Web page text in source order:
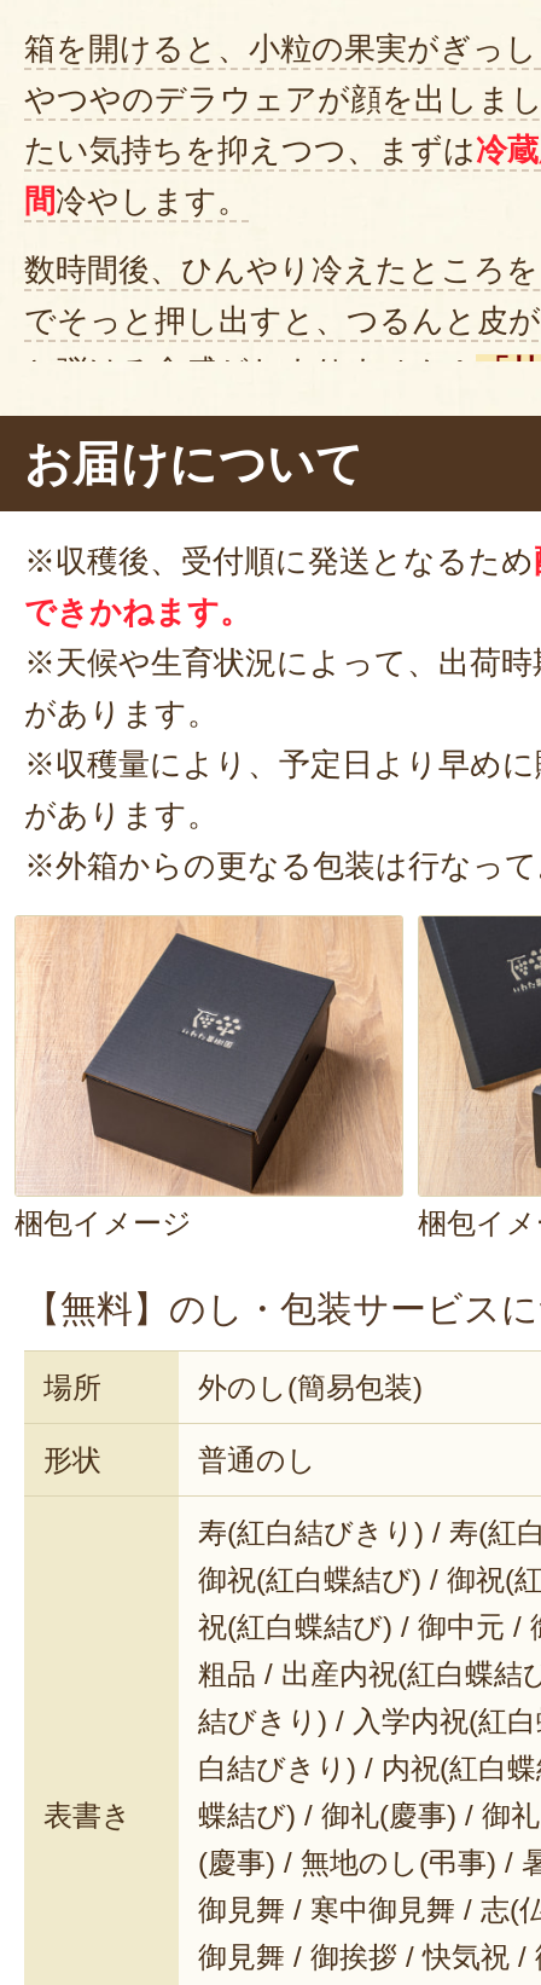
箱を開けると、小粒の果実がぎっ
やつやのデラウェアが顔を出しま
たい気持ちを抑えつつ、まずは冷
間冷やします。
数時間後、ひんやり冷えたところ
でそっと押し出すと、つるんと皮
と弾ける食感がたまりません！ 「
声が出るほどの濃厚な甘みが口い
のあとに追いかけてくる爽やかな
てしまいました。
種がなく食べやすい
ので、小さな
にも自信を持っておススメできま
のデラウェアで、涼やかなデザー
ぞ〜。
お届けについて
※収穫後、受付順に発送となるため
できかねます。
※天候や生育状況によって、出荷
があります。
※収穫量により、予定日より早め
があります。
※外箱からの更なる包装は行なっ
梱包イメージ 梱包イ
【無料】のし・包装サービス
場所 外のし(簡易包装)
形状 普通のし
表書き
寿(紅白結びきり) / 寿(紅
御祝(紅白蝶結び) / 御祝(
祝(紅白蝶結び) / 御中元 /
粗品 / 出産内祝(紅白蝶結
結びきり) / 入学内祝(紅
白結びきり) / 内祝(紅白
蝶結び) / 御礼(慶事) / 御
(慶事) / 無地のし(弔事) /
御見舞 / 寒中御見舞 / 志(
御見舞 / 御挨拶 / 快気祝 /